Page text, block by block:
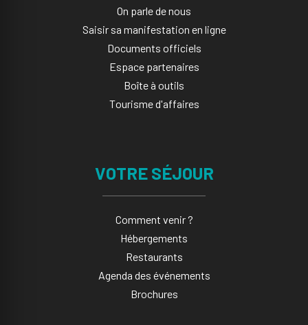
On parle de nous
Saisir sa manifestation en ligne​
Documents officiels
Espace partenaires
Boîte à outils
Tourisme d'affaires
VOTRE SÉJOUR
Comment venir ?
Hébergements
Restaurants
Agenda des événements
Brochures